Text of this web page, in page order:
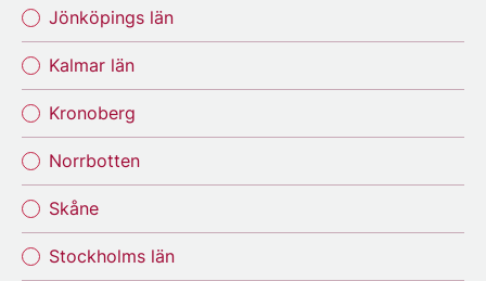
Jönköpings län
Kalmar län
Kronoberg
Norrbotten
Skåne
Stockholms län